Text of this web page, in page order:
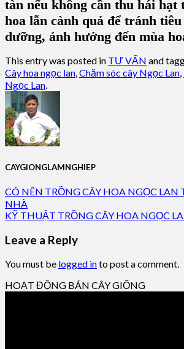
tàn nếu không cần thu hái hạt
hoa lẫn cành quả để tránh
dưỡng, ảnh hưởng đến mùa
This entry was posted in TƯ VẤN and
Cây hoa ngọc lan,Chăm sóc cây Ngọc Lan,
Ngọc Lan.
CAYGIONGLAMNGHIEP
CÓ NÊN TRỒNG CÂY HOA NGỌC
NHÀ
KỸ THUẬT TRỒNG CÂY HOA NGỌC
Leave a Reply
You must be logged into post a comment.
HOẠT ĐỘNG BÁN CÂY GIỐNG